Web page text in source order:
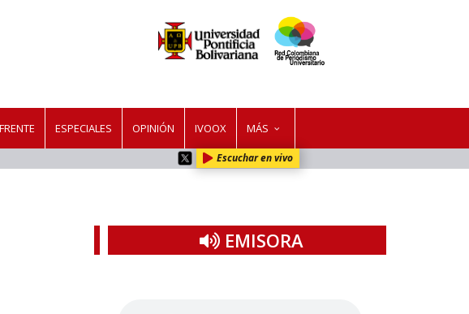
ESPECIALES OPINIÓN IVOOX MÁS
Escuchar en vivo
EMISORA